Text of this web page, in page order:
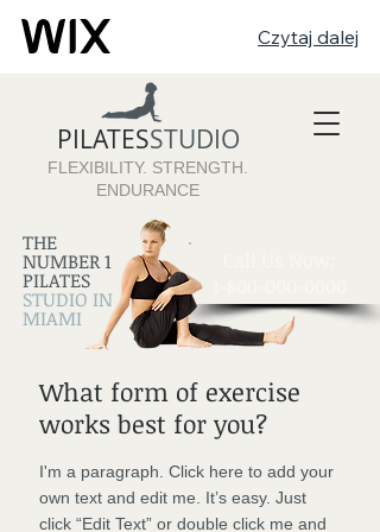
Czytaj dalej